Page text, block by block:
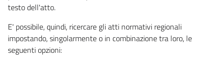
testo dell'atto.
E' possibile, quindi, ricercare gli atti normativi regionali
impostando, singolarmente o in combinazione tra loro, le
seguenti opzioni: